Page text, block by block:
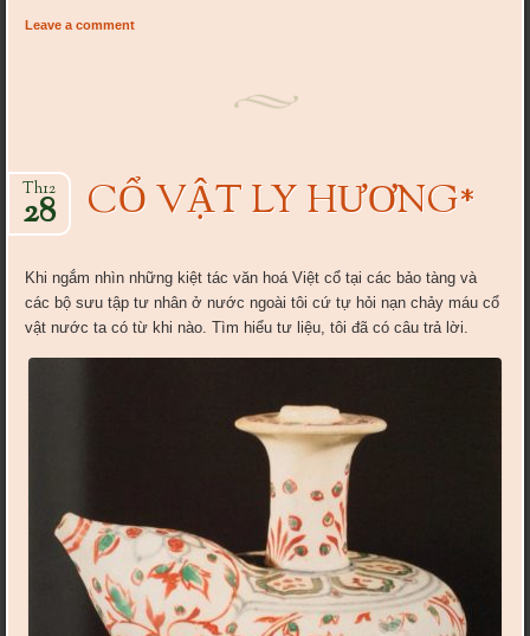
Leave a comment
CỔ VẬT LY HƯƠNG*
Th12
28
Khi ngắm nhìn những kiệt tác văn hoá Việt cổ tại các bảo tàng và
các bộ sưu tập tư nhân ở nước ngoài tôi cứ tự hỏi nạn chảy máu cổ
vật nước ta có từ khi nào. Tìm hiểu tư liệu, tôi đã có câu trả lời.